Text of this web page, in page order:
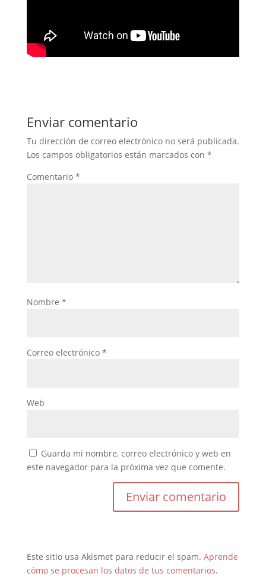
Enviar comentario
Tu dirección de correo electrónico no será publicada.
Los campos obligatorios están marcados con *
Comentario *
Nombre *
Correo electrónico *
Web
Guarda mi nombre, correo electrónico y web en
este navegador para la próxima vez que comente.
Este sitio usa Akismet para reducir el spam. Aprende
cómo se procesan los datos de tus comentarios.